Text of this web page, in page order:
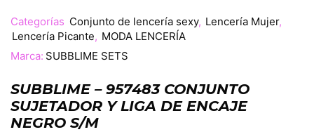
Categorías Conjunto de lencería sexy, Lencería Mujer,
Lencería Picante, MODA LENCERÍA
Marca: SUBBLIME SETS
SUBBLIME – 957483 CONJUNTO
SUJETADOR Y LIGA DE ENCAJE
NEGRO S/M